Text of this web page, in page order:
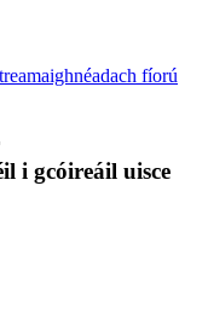
fíorú
i gcóireáil uisce